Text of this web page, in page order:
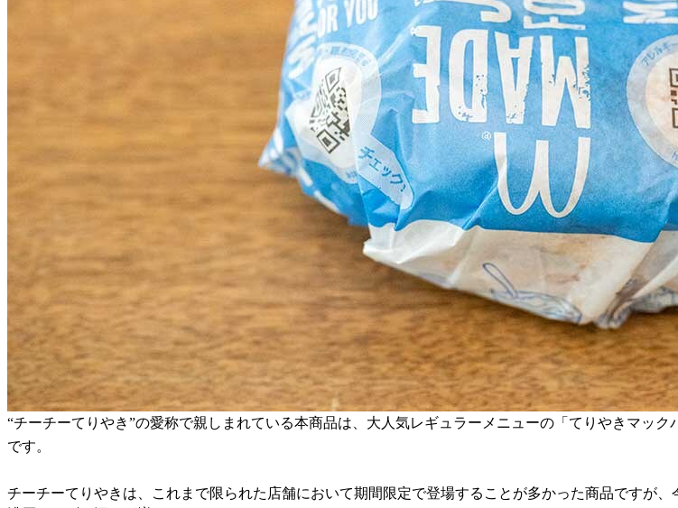
“チーチーてりやき”の愛称で親しまれている本商品は、大人気レギュラーメニューの「てりやきマッ
です。
チーチーてりやきは、これまで限られた店舗において期間限定で登場することが多かった商品ですが、